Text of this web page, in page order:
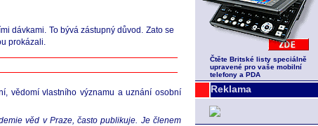
Čtěte Britské listy speciálně
upravené pro vaše mobilní
telefony a PDA
Reklama
dávkami. To bývá zástupný důvod. Zato se
prokázali.
vědomí vlastního významu a uznání osobní
věd v Praze, často publikuje. Je členem